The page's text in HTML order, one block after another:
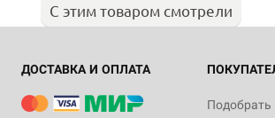
С этим товаром смотрели
ДОСТАВКА И ОПЛАТА
Подобрать